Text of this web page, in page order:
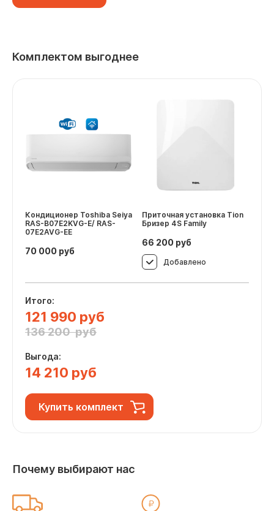
Комплектом выгоднее
Кондиционер Toshiba Seiya
RAS-B07E2KVG-E/ RAS-
07E2AVG-EE
70 000 руб
Приточная установка Tion
Бризер 4S Family
66 200 руб
Добавлено
Итого:
121 990 руб
136 200 руб
Выгода:
14 210 руб
Купить комплект
Почему выбирают нас